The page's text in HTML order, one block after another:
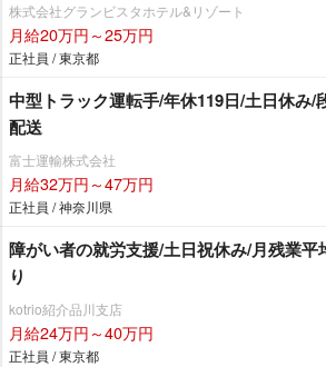
株式会社グランビスタホテル&リゾート
月給20万円～25万円
正社員 / 東京都
中型トラック運転手/年休119日/土日休み/
配送
富士運輸株式会社
月給32万円～47万円
正社員 / 神奈川県
障がい者の就労支援/土日祝休み/月残業
り
kotrio紹介品川支店
月給24万円～40万円
正社員 / 東京都